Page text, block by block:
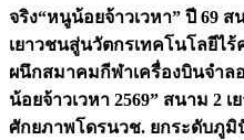
จริง“หนูน้อยจ้าวเวหา” ปี 69
เยาวชนสู่นวัตกรเทคโนโลยีไ
ผนึกสมาคมกีฬาเครื่องบินจำล
น้อยจ้าวเวหา 2569” สนาม 2
ศักยภาพโดรนวช. ยกระดับภู